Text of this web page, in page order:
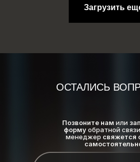
Загрузить
ОСТАЛИСЬ
Позвоните нам или
формуобратной
менеджер свяжется